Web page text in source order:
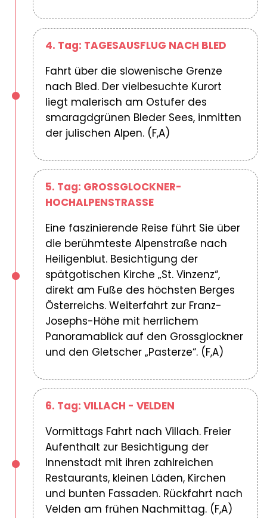
4. Tag: TAGESAUSFLUG NACH BLED
Fahrt über die slowenische Grenze
nach Bled. Der vielbesuchte Kurort
liegt malerisch am Ostufer des
smaragdgrünen Bleder Sees, inmitten
der julischen Alpen. (F,A)
5. Tag: GROSSGLOCKNER-
HOCHALPENSTRASSE
Eine faszinierende Reise führt Sie über
die berühmteste Alpenstraße nach
Heiligenblut. Besichtigung der
spätgotischen Kirche „St. Vinzenz“,
direkt am Fuße des höchsten Berges
Österreichs. Weiterfahrt zur Franz-
Josephs-Höhe mit herrlichem
Panoramablick auf den Grossglockner
und den Gletscher „Pasterze“. (F,A)
6. Tag: VILLACH - VELDEN
Vormittags Fahrt nach Villach. Freier
Aufenthalt zur Besichtigung der
Innenstadt mit ihren zahlreichen
Restaurants, kleinen Läden, Kirchen
und bunten Fassaden. Rückfahrt nach
Velden am frühen Nachmittag. (F,A)